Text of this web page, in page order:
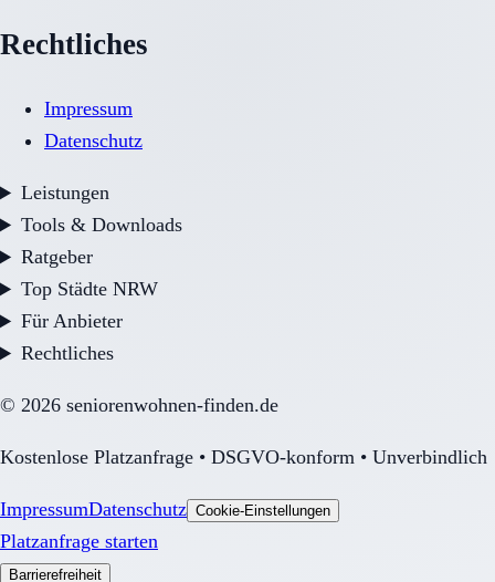
Rechtliches
Impressum
Datenschutz
Leistungen
Tools & Downloads
Ratgeber
Top Städte NRW
Für Anbieter
Rechtliches
© 2026 seniorenwohnen-finden.de
Kostenlose Platzanfrage • DSGVO-konform • Unverbindlich
ImpressumDatenschutz Cookie-Einstellungen
Platzanfrage starten
Barrierefreiheit